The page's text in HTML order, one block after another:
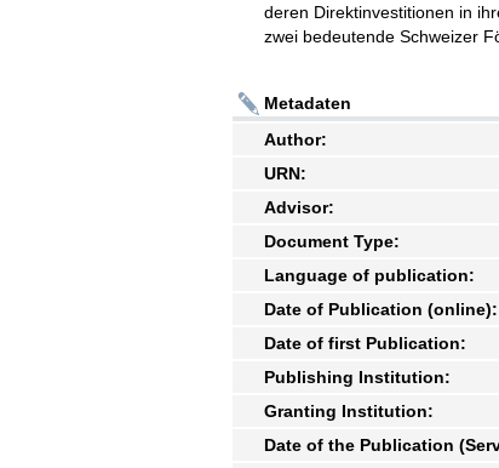
deren Direktinvestitionen in
zwei bedeutende Schweizer
Metadaten
Author:
URN:
Advisor:
Document Type:
Language of publication:
Date of Publication (online):
Date of first Publication:
Publishing Institution:
Granting Institution:
Date of the Publication